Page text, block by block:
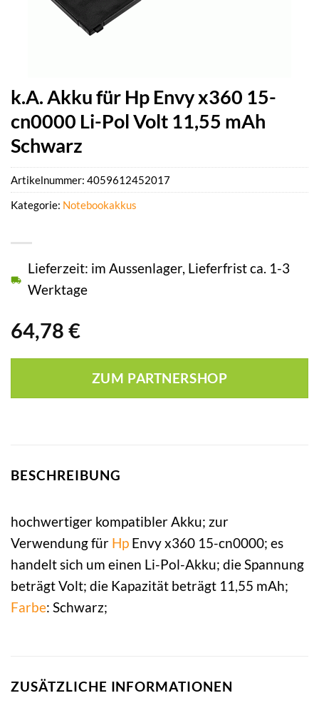
k.A. Akku für Hp Envy x360 15-
cn0000 Li-Pol Volt 11,55 mAh
Schwarz
64,78 €
Lieferzeit: im Aussenlager, Lieferfrist ca. 1-3
Werktage
ZUM PARTNERSHOP
Artikelnummer: 4059612452017
Kategorie: Notebookakkus
BESCHREIBUNG
hochwertiger kompatibler Akku; zur
Verwendung für Hp Envy x360 15-cn0000; es
handelt sich um einen Li-Pol-Akku; die Spannung
beträgt Volt; die Kapazität beträgt 11,55 mAh;
Farbe: Schwarz;
ZUSÄTZLICHE INFORMATIONEN